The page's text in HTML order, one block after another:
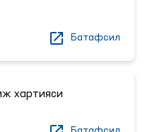
Батафсил
хартияси